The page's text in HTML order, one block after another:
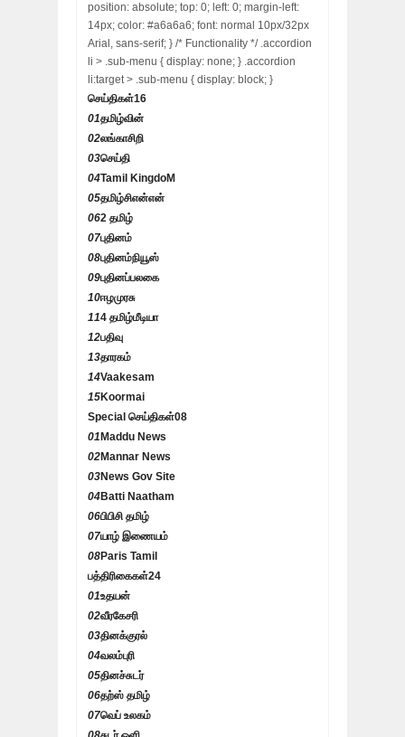
position: absolute; top: 0; left: 0; margin-left:
14px; color: #a6a6a6; font: normal 10px/32px
Arial, sans-serif; } /* Functionality */ .accordion
li > .sub-menu { display: none; } .accordion
li:target > .sub-menu { display: block; }
செய்திகள்16
01தமிழ்வின்
02லங்காசிறி
03செய்தி
04Tamil KingdoM
05தமிழ்சிஎன்என்
062 தமிழ்
07புதினம்
08புதினம்நியூஸ்
09புதினப்பலகை
10ஈழமுரசு
114 தமிழ்மீடியா
12பதிவு
13தாரகம்
14Vaakesam
15Koormai
Special செய்திகள்08
01 Maddu News
02Mannar News
03News Gov Site
04Batti Naatham
06பிபிசி தமிழ்
07யாழ் இணையம்
08Paris Tamil
பத்திரிகைகள்24
01உதயன்
02வீரகேசரி
03தினக்குரல்
04வலம்புரி
05தினச்சுடர்
06தற்ஸ் தமிழ்
07வெப் உலகம்